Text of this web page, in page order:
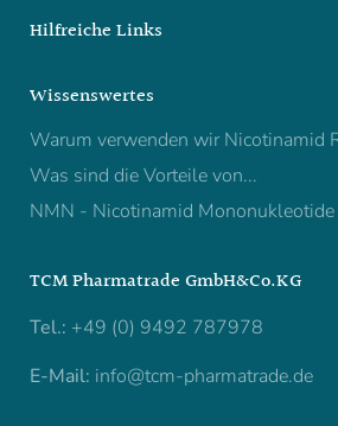
Hilfreiche Links
Wissenswertes
Warum verwenden wir Nicotinamid
Was sind die Vorteile von...
NMN - Nicotinamid Mononukleotide
TCM Pharmatrade GmbH&Co.KG
Tel.: +49 (0) 9492 787978
E-Mail: info@tcm-pharmatrade.de